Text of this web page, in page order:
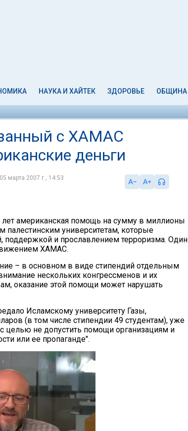
НАУКА И ХАЙТЕК ЗДОРОВЬЕ ОБЩИНА
с ХАМАС
деньги
марта 2007 г., 14:53
лет американская помощь на сумму в миллионы
палестинским университетам, которые
поддержкой и прославлением терроризма. Один
ХАМАС.
– в основном в виде стипендий отдельным
нескольких конгрессменов и их
оказание этой помощи может нарушать
Исламскому университету Газы,
(в том числе стипендии 49 студентам), уже
целью не допустить помощи организациям и
или ее пропаганде".